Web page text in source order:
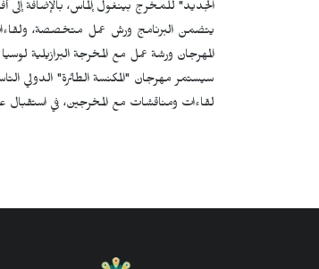
الجديد" للمخرج بينغول إلماس، بالإضافة إلى
يتضمن البرنامج ورش عمل متخصصة،
المهرجان ورشة عمل مع المخرجة البرازيلية
سيستمر مهرجان "المكنسة الطائرة" الدولي
لقاءات ومناقشات مع المخرجين، في استقبال عشاق